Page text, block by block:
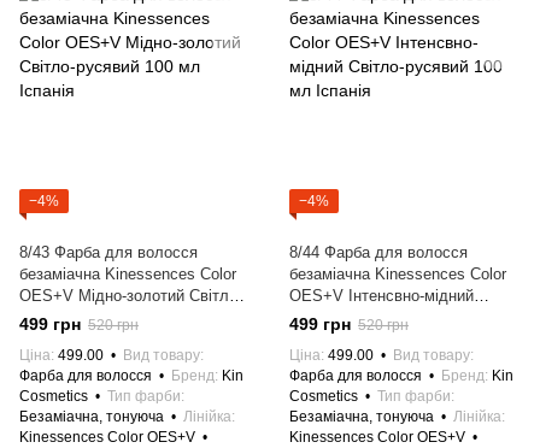
−4%
8/43 Фарба для волосся
безаміачна Kinessences Color
OES+V Мідно-золотий Світло-
русявий 100 мл Іспанія
499 грн 520 грн
Ціна 499.00
Вид товару
Фарба для волосся
Бренд Kin
Cosmetics
Тип фарби
Безаміачна, тонуюча
Лінійка
Kinessences Color OES+V
−4%
8/44 Фарба для волосся
безаміачна Kinessences Color
OES+V Інтенсвно-мідний
Світло-русявий 100 мл Іспанія
499 грн 520 грн
Ціна 499.00
Вид товару
Фарба для волосся
Бренд Kin
Cosmetics
Тип фарби
Безаміачна, тонуюча
Лінійка
Kinessences Color OES+V